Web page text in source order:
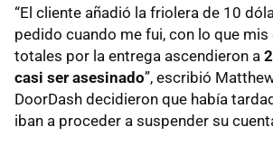
“El cliente añadió la friolera de 10
pedido cuando me fui, con lo que mis
totales por la entrega ascendieron a
casi ser asesinado”, escribió
DoorDash decidieron que había
iban a proceder a suspender su